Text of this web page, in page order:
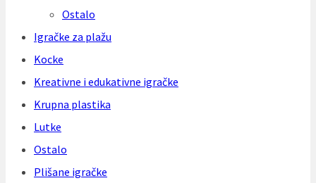
Ostalo
Igračke za plažu
Kocke
Kreativne i edukativne igračke
Krupna plastika
Lutke
Ostalo
Plišane igračke